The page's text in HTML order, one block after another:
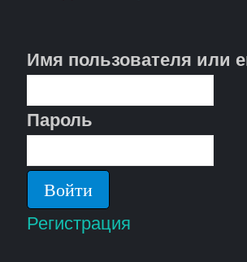
Имя пользователя или
Пароль
Регистрация